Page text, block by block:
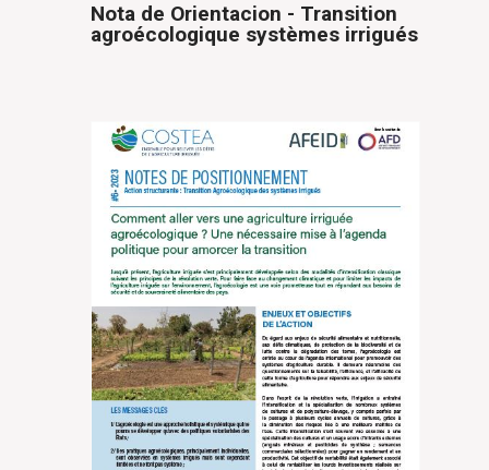
Nota de Orientacion - Transition
agroécologique systèmes irrigués